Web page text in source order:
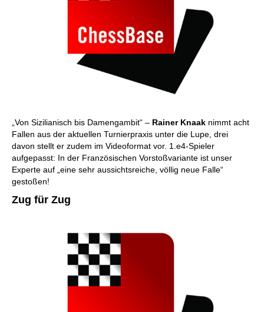
„Von Sizilianisch bis Damengambit“ – Rainer Knaak nimmt acht
Fallen aus der aktuellen Turnierpraxis unter die Lupe, drei
davon stellt er zudem im Videoformat vor. 1.e4-Spieler
aufgepasst: In der Französischen Vorstoßvariante ist unser
Experte auf „eine sehr aussichtsreiche, völlig neue Falle“
gestoßen!
Zug für Zug